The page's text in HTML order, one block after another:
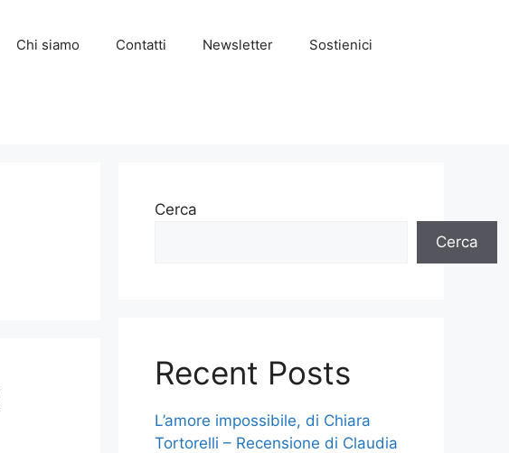
Chi siamo Contatti Newsletter Sostienici
Cerca
Cerca
Recent Posts
L’amore impossibile, di Chiara
Tortorelli – Recensione di Claudia